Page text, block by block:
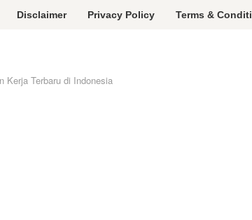
Disclaimer Privacy Policy Terms &
Kerja Terbaru di Indonesia